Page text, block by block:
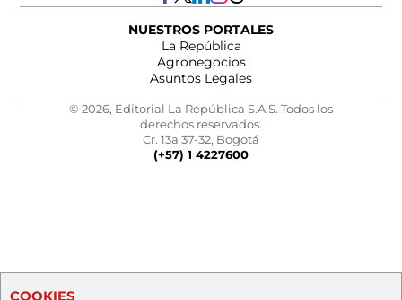
NUESTROS PORTALES
La República
Agronegocios
Asuntos Legales
© 2026, Editorial La República S.A.S. Todos los
derechos reservados.
Cr. 13a 37-32, Bogotá
(+57) 1 4227600
COOKIES